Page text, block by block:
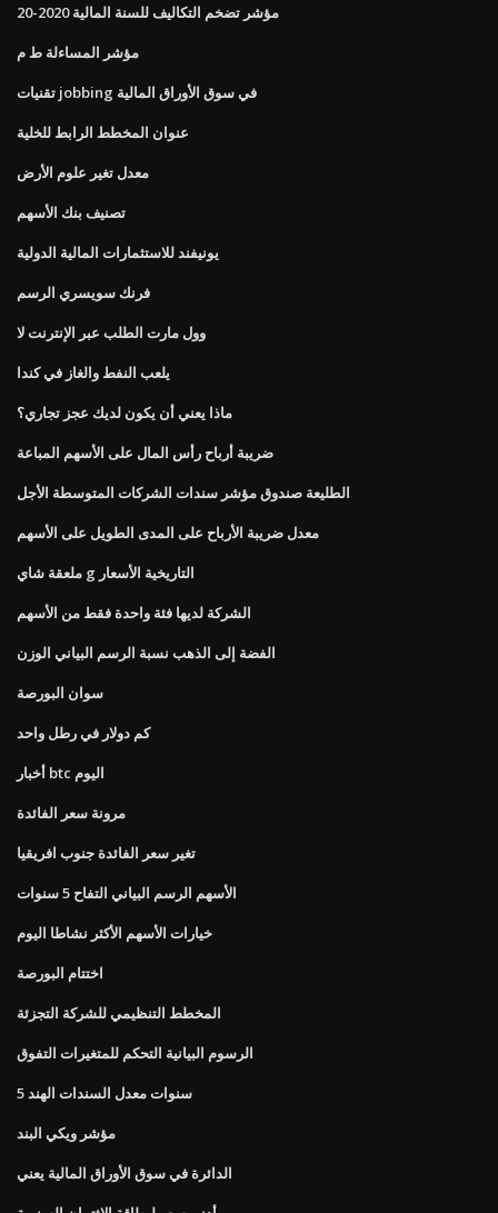
مؤشر تضخم التكاليف للسنة المالية 2020-20
مؤشر المساءلة ط م
تقنيات jobbing في سوق الأوراق المالية
عنوان المخطط الرابط للخلية
معدل تغير علوم الأرض
تصنيف بنك الأسهم
يونيفند للاستثمارات المالية الدولية
فرنك سويسري الرسم
وول مارت الطلب عبر الإنترنت لا
يلعب النفط والغاز في كندا
ماذا يعني أن يكون لديك عجز تجاري؟
ضريبة أرباح رأس المال على الأسهم المباعة
الطليعة صندوق مؤشر سندات الشركات المتوسطة الأجل
معدل ضريبة الأرباح على المدى الطويل على الأسهم
ملعقة شاي g التاريخية الأسعار
الشركة لديها فئة واحدة فقط من الأسهم
الفضة إلى الذهب نسبة الرسم البياني الوزن
سوان البورصة
كم دولار في رطل واحد
أخبار btc اليوم
مرونة سعر الفائدة
تغير سعر الفائدة جنوب افريقيا
الأسهم الرسم البياني التفاح 5 سنوات
خيارات الأسهم الأكثر نشاطا اليوم
اختتام البورصة
المخطط التنظيمي للشركة التجزئة
الرسوم البيانية التحكم للمتغيرات التفوق
5 سنوات معدل السندات الهند
مؤشر ويكي البند
الدائرة في سوق الأوراق المالية يعني